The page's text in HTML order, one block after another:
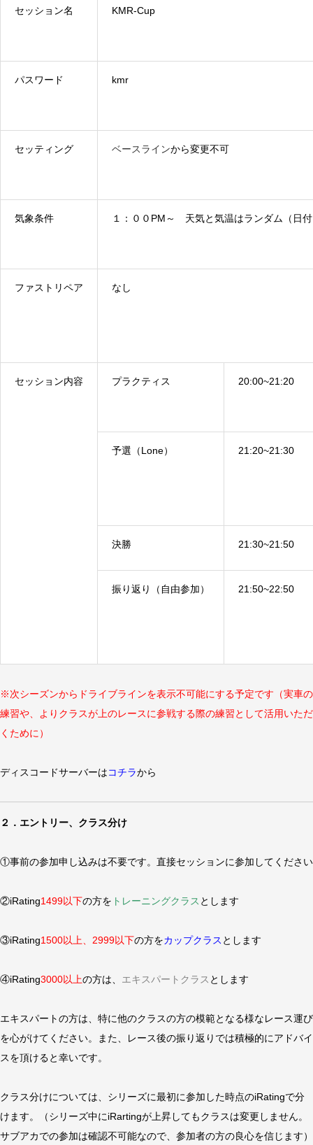
セッション名 KMR-Cup
パスワード kmr
セッティング ベースラインから変更不可
気象条件 １：００PM～ 天気と気温はランダム（日
ファストリペア なし
セッション内容 プラクティス 20:00~21:20
予選（Lone） 21:20~21:30
決勝 21:30~21:50
振り返り（自由参加） 21:50~22:50
※次シーズンからドライブラインを表示不可能にする予定です（実車の
練習や、よりクラスが上のレースに参戦する際の練習として活用いただ
くために）
ディスコードサーバーはコチラから
２．エントリー、クラス分け
①事前の参加申し込みは不要です。直接セッションに参加してください
②iRating1499以下の方を トレーニングクラス とします
③iRating1500以上、2999以下の方をカップクラス とします
④iRating3000以上の方は、 エキスパートクラス とします
エキスパートの方は、特に他のクラスの方の模範となる様なレース運び
を心がけてください。また、レース後の振り返りでは積極的にアドバイ
スを頂けると幸いです。
クラス分けについては、シリーズに最初に参加した時点のiRatingで分
けます。（シリーズ中にiRartingが上昇してもクラスは変更しません。
サブアカでの参加は確認不可能なので、参加者の方の良心を信じます）